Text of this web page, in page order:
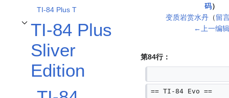
TI-84 Plus T
TI-84 Plus
Sliver
Edition
开关TI-84 Plus Sliver Edition子章节
码
变质岩赏水丹（留
摘
←上一编辑
第84行：
== TI-84 Evo ==